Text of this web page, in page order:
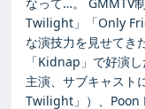
Twilight」「Only
な演技力を見せてき
「Kidnap」で好演
主演、サブキャスト
Twilight」）、Poon